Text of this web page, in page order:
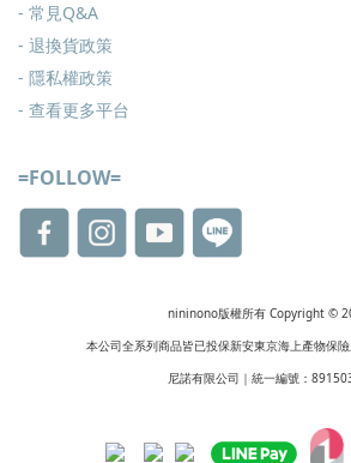
- 常見Q&A
- 退換貨政策
- 隱私權政策
- 查看更多平台
=FOLLOW=
nininono版權所有 Copyright ©
本公司全系列商品皆已投保新安東京海上產物保
尼諾有限公司｜統一編號：